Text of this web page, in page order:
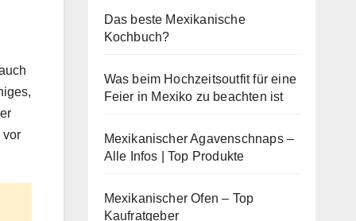
vor
Das beste Mexikanische
Kochbuch?
Was beim Hochzeitsoutfit für eine
Feier in Mexiko zu beachten ist
Mexikanischer Agavenschnaps –
Alle Infos | Top Produkte
Mexikanischer Ofen – Top
Kaufratgeber